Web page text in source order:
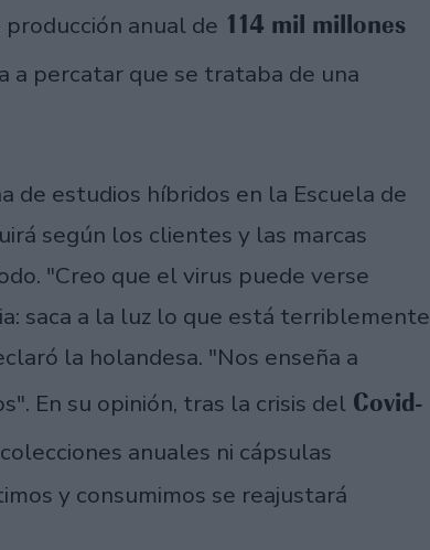
anual de 114 mil millones
a percatar que se trataba de una
de estudios híbridos en la Escuela de
según los clientes y las marcas
"Creo que el virus puede verse
saca a la luz lo que está terriblemente
la holandesa. "Nos enseña a
En su opinión, tras la crisis del Covid-
anuales ni cápsulas
y consumimos se reajustará